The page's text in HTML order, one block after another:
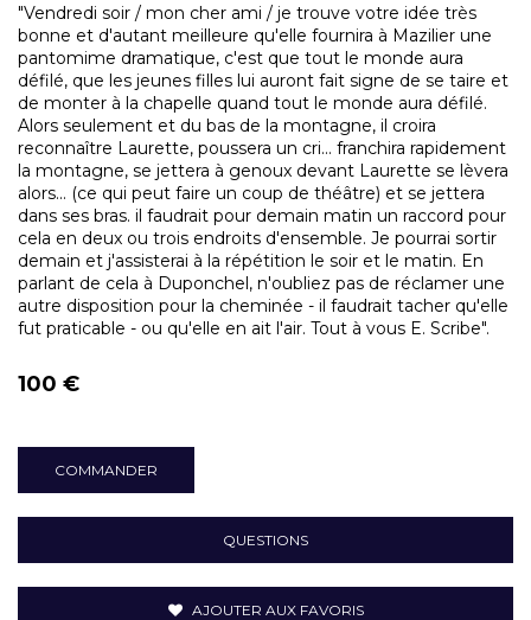
"Vendredi soir / mon cher ami / je trouve votre idée très
bonne et d'autant meilleure qu'elle fournira à Mazilier une
pantomime dramatique, c'est que tout le monde aura
défilé, que les jeunes filles lui auront fait signe de se taire et
de monter à la chapelle quand tout le monde aura défilé.
Alors seulement et du bas de la montagne, il croira
reconnaître Laurette, poussera un cri... franchira rapidement
la montagne, se jettera à genoux devant Laurette se lèvera
alors... (ce qui peut faire un coup de théâtre) et se jettera
dans ses bras. il faudrait pour demain matin un raccord pour
cela en deux ou trois endroits d'ensemble. Je pourrai sortir
demain et j'assisterai à la répétition le soir et le matin. En
parlant de cela à Duponchel, n'oubliez pas de réclamer une
autre disposition pour la cheminée - il faudrait tacher qu'elle
fut praticable - ou qu'elle en ait l'air. Tout à vous E. Scribe".
100 €
COMMANDER
QUESTIONS
AJOUTER AUX FAVORIS